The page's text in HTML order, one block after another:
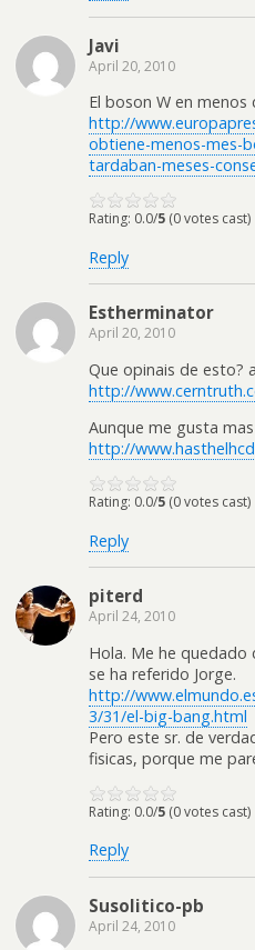
Javi
April 20, 2010
El boson W en menos
http://
obtiene-menos-mes-
tardaban-meses-
Rating: 0.0/5 (0 votes cast)
Reply
Estherminator
April 20, 2010
Que opinais de esto?
http://
Aunque me gusta
http://
Rating: 0.0/5 (0 votes cast)
Reply
piterd
April 24, 2010
Hola. Me he quedado
se ha referido Jorge.
http://
3/31/el-big-bang.html
Pero este sr. de
fisicas, porque me
Rating: 0.0/5 (0 votes cast)
Reply
Susolitico-pb
April 24, 2010